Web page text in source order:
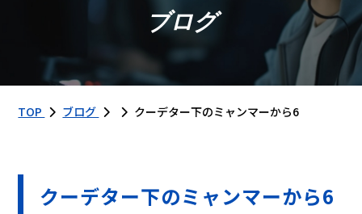
ブログ
TOP ブログ クーデター下のミャンマーから6
クーデター下のミャンマーから6